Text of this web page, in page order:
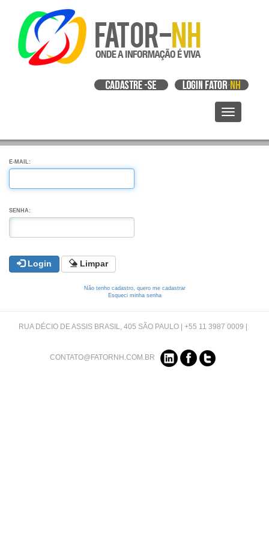
E-MAIL:
SENHA:
Login Limpar
Não tenho cadastro, quero me cadastrar
Esqueci minha senha
RUA DÉCIO DE ASSIS BRASIL, 405 SÃO PAULO | +55 11 3987 0009 |
CONTATO@FATORNH.COM.BR